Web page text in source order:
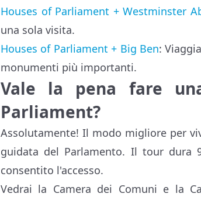
Houses of Parliament + Westminster
una sola visita.
Houses of Parliament + Big Ben:
monumenti più importanti.
Vale la pena fare
Parliament?
Assolutamente! Il modo migliore per
guidata del Parlamento. Il tour
consentito l'accesso.
Vedrai la Camera dei Comuni e la